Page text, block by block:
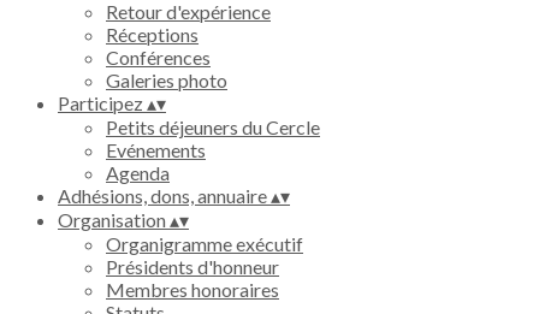
Retour d'expérience
Réceptions
Conférences
Galeries photo
Participez▴▾
Petits déjeuners du Cercle
Evénements
Agenda
Adhésions, dons, annuaire▴▾
Organisation▴▾
Organigramme exécutif
Présidents d'honneur
Membres honoraires